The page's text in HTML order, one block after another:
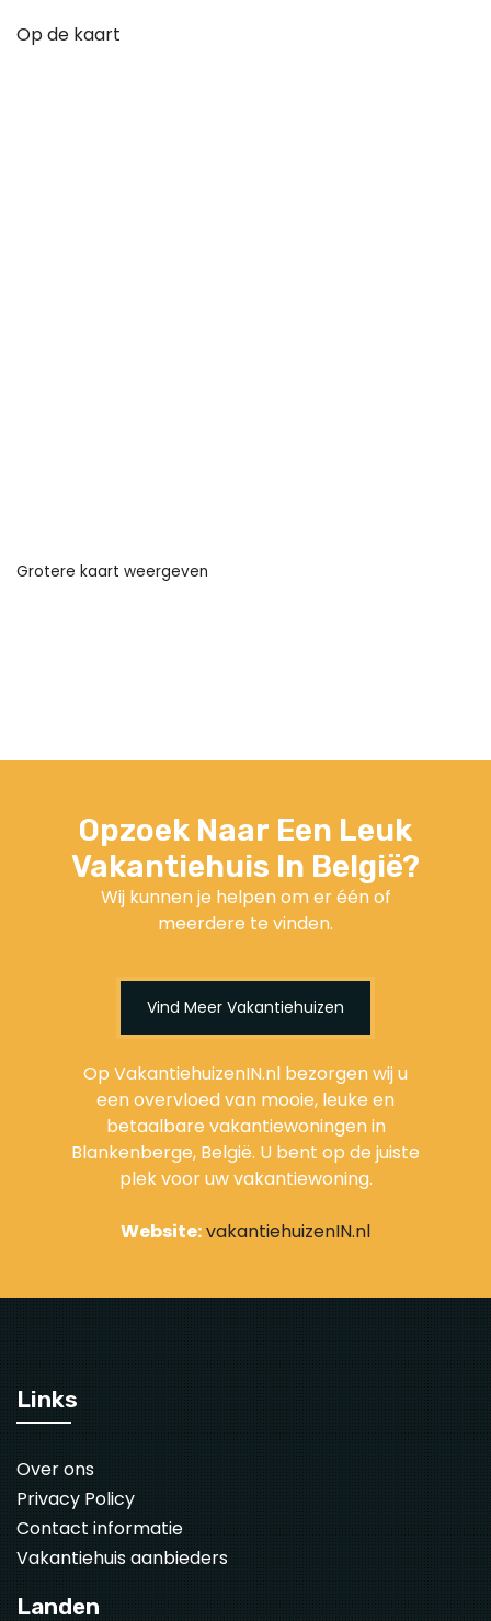
Op de kaart
Grotere kaart weergeven
Opzoek Naar Een Leuk
Vakantiehuis In België?
Wij kunnen je helpen om er één of
meerdere te vinden.
Vind Meer Vakantiehuizen
Op VakantiehuizenIN.nl bezorgen wij u
een overvloed van mooie, leuke en
betaalbare vakantiewoningen in
Blankenberge, België. U bent op de juiste
plek voor uw vakantiewoning.
Website:vakantiehuizenIN.nl
Links
Over ons
Privacy Policy
Contact informatie
Vakantiehuis aanbieders
Landen